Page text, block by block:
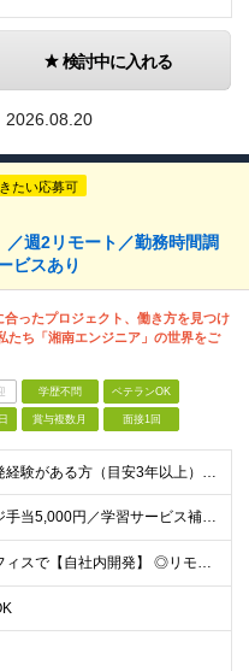
検討中に入れる
2026.08.20
たい応募可
週2リモート／勤務時間調
ビスあり
合ったプロジェクト、働き方を見つけ
たち「湘南エンジニア」の世界をご
学歴不問 ベテランOK
賞与複数月 面接1回
◆何かしらの開発経験がある方（目安3年以上） └一人称で開発を進めた経験があればOK！ 特に言語の縛り等はございません。 ◆学歴不問 ＼こんな方であれば入社後すぐに活躍できます／ ・PHPを活用し
◎毎月マッサージ手当5,000円／学習サービス補助制度あり ■年俸420万円～518万円 （14分割／毎月の給与に加えて、賞与として年2回支給します） ┗月給換算：30万円～37万円 ＼あなたの
◎藤沢駅前のオフィスで【自社内開発】 ◎リモートワークOK ◎茅ヶ崎、鎌倉、逗子、平塚、辻堂などから電車で通いやすい 神奈川県藤沢市藤沢89-1 メイキビル4F ＼都内や横浜・川崎市に住むより、家